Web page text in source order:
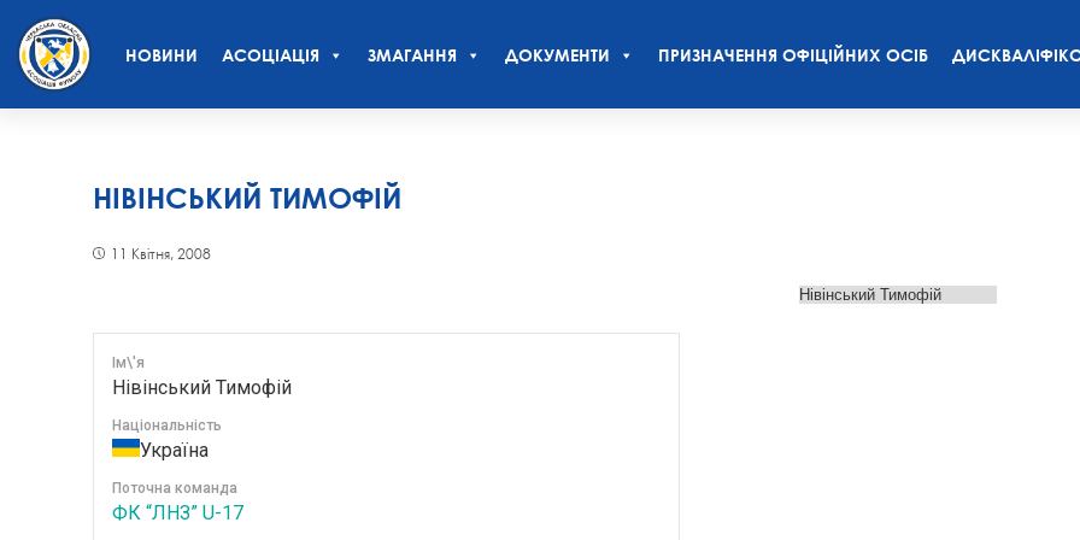
НОВИНИ АСОЦІАЦІЯ ЗМАГАННЯ ДОКУМЕНТИ ПРИЗНАЧЕННЯ ОФІЦІЙНИХ ОСІБ
НІВІНСЬКИЙ ТИМОФІЙ
11 Квітня, 2008
Ім\'я
Нівінський Тимофій
Національність
Україна
Поточна команда
ФК “ЛНЗ” U-17